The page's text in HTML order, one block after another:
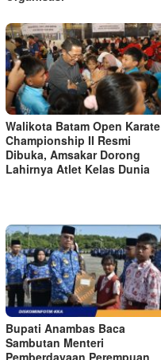
Walikota Batam Open Karate
Championship II Resmi
Dibuka, Amsakar Dorong
Lahirnya Atlet Kelas Dunia
Bupati Anambas Baca
Sambutan Menteri